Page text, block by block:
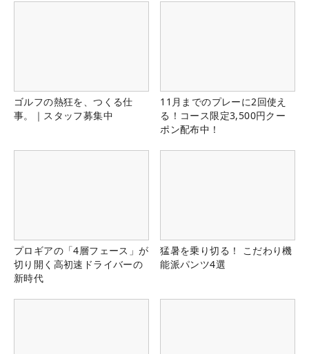
ゴルフの熱狂を、つくる仕
事。｜スタッフ募集中
11月までのプレーに2回使え
る！コース限定3,500円クー
ポン配布中！
プロギアの「4層フェース」が
切り開く高初速ドライバーの
新時代
猛暑を乗り切る！ こだわり機
能派パンツ4選